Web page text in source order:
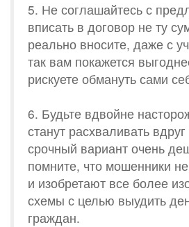
5. Не соглашайтесь с
вписать в договор не ту
реально вносите, даже с
так вам покажется
рискуете обмануть сами
6. Будьте вдвойне
станут расхваливать
срочный вариант очень
помните, что мошенники
и изобретают все более
схемы с целью выудить
граждан.